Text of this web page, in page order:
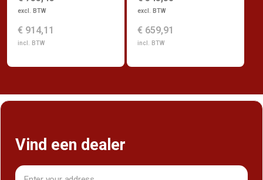
excl. BTW
€ 914,11
incl. BTW
excl. BTW
€ 659,91
incl. BTW
Vind een dealer